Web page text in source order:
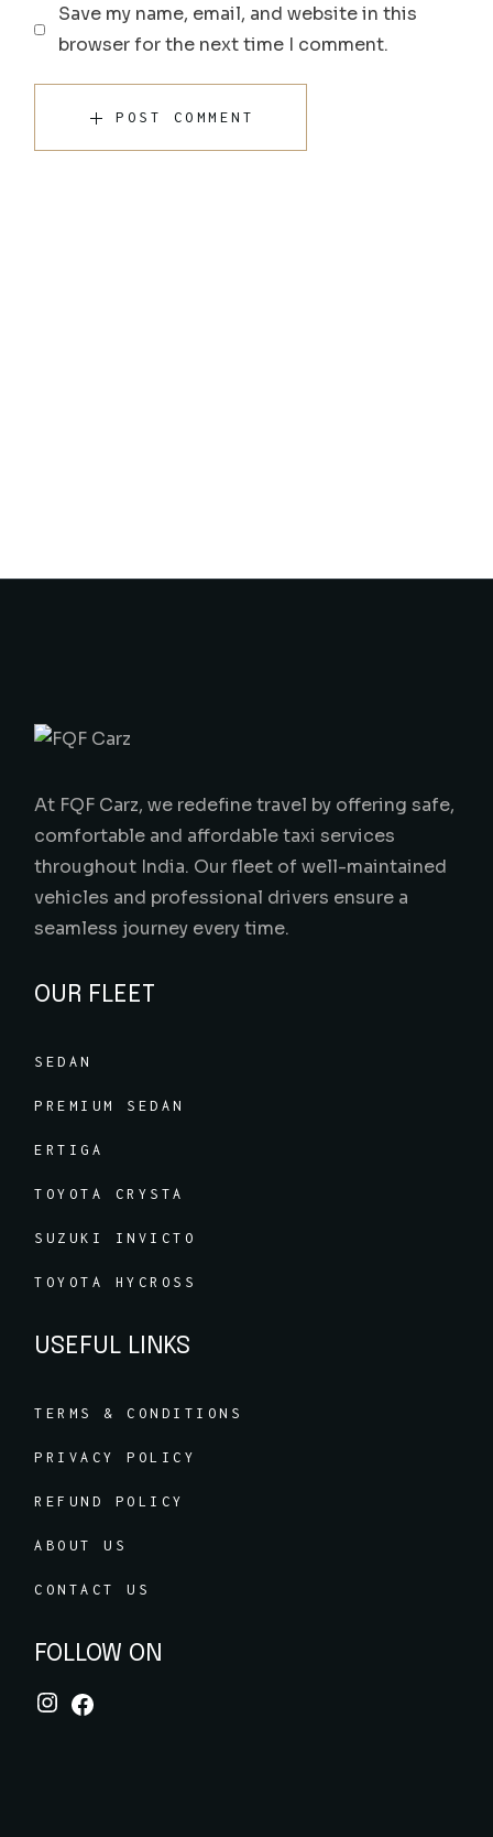
Save my name, email, and website in this
browser for the next time I comment.
POST COMMENT
At FQF Carz, we redefine travel by offering safe,
comfortable and affordable taxi services
throughout India. Our fleet of well-maintained
vehicles and professional drivers ensure a
seamless journey every time.
OUR FLEET
SEDAN
PREMIUM SEDAN
ERTIGA
TOYOTA CRYSTA
SUZUKI INVICTO
TOYOTA HYCROSS
USEFUL LINKS
TERMS & CONDITIONS
PRIVACY POLICY
REFUND POLICY
ABOUT US
CONTACT US
FOLLOW ON
Instagram
Facebook